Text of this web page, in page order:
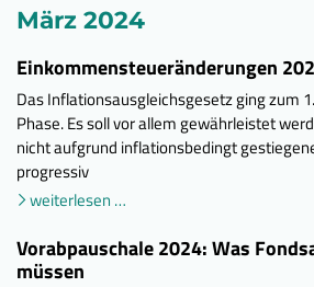
März 2024
Einkommensteueränderungen
Das Inflationsausgleichsgesetz ging zum
Phase. Es soll vor allem gewährleistet
nicht aufgrund inflationsbedingt
progressiv
weiterlesen …
Vorabpauschale 2024: Was
müssen